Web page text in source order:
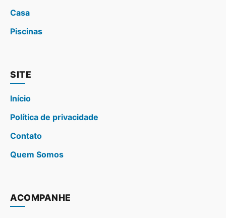
Casa
Piscinas
SITE
Início
Política de privacidade
Contato
Quem Somos
ACOMPANHE